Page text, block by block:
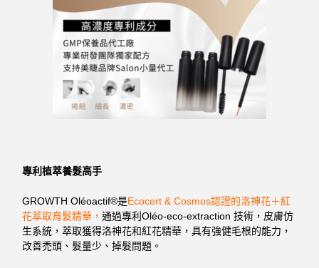
專利植萃養髮高手
GROWTH Oléoactif®是Ecocert & Cosmos認證的洛神花＋紅
花萃取育髮精華，通過專利Oléo-eco-extraction 技術，皮膚仿
生系統，萃取獲得洛神花和紅花精華，具有強健毛根的能力，
改善禿頭、髮量少、掉髮問題。